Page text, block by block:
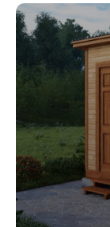
деревянные.
в Раменском
осуществлять
Наше
потенциальных
можете всегда
убедиться в
сам